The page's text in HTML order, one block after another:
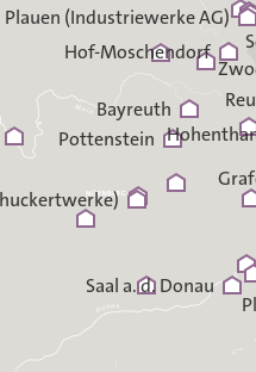
Plauen (Industriewerke AG)
Saal a. d. Donau
Hof-Moschendorf
Bayreuth
Pottenstein